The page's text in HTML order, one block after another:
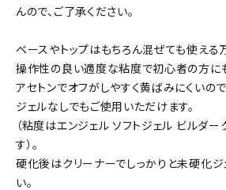
んので、ご了承ください。
ベースやトップはもちろん混ぜても使える
操作性の良い適度な粘度で初心者の方に
アセトンでオフがしやすく黄ばみにくいの
ジェルなしでもご使用いただけます。
（粘度はエンジェル ソフトジェル ビルダ
す）。
硬化後はクリーナーでしっかりと未硬化ジ
い。